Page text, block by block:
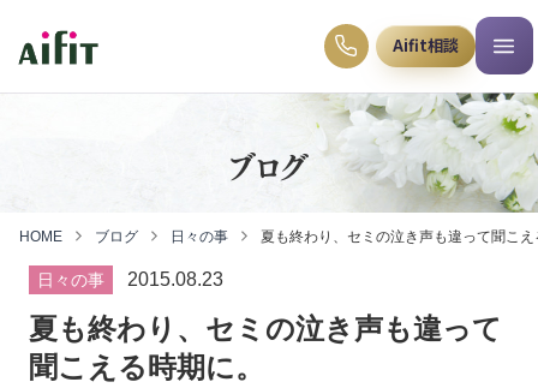
Aifit相談
ブログ
HOME ブログ 日々の事 夏も終わり、セミの泣き声も違って聞こ
日々の事 2015.08.23
夏も終わり、セミの泣き声も違って
聞こえる時期に。